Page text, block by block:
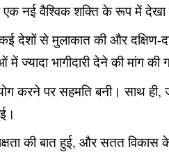
नई वैश्विक शक्ति के रूप में देखा
कई देशों से मुलाकात की और दक्षिण-
ज्यादा भागीदारी देने की मांग की
करने पर सहमति बनी। साथ
की बात हुई, और सतत विकास